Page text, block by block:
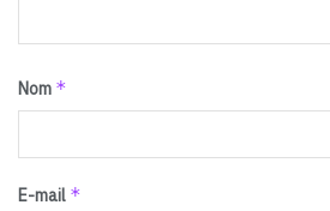
Nom *
E-mail *